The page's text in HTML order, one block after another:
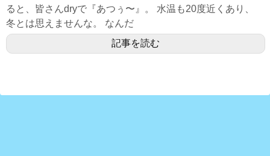
ると、皆さんdryで『あつぅ〜』。 水温も20度近くあり、
冬とは思えませんな。 なんだ
記事を読む